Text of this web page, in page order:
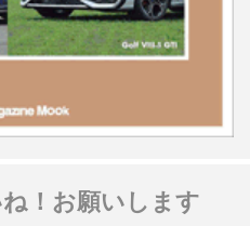
！お願いします